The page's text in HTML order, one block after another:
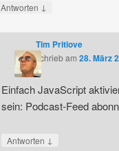
Antworten ↓
Tim Pritlove
schriebam 28. März
Einfach JavaScript
sein: Podcast-Feed
Antworten ↓